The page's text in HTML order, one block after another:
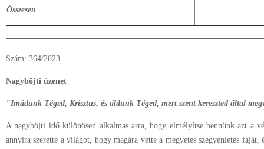
Összesen
Szám: 364/2023
Nagyböjti üzenet
"Imádunk Téged, Krisztus, és áldunk Téged, mert szent kereszted által
A nagyböjti idő különösen alkalmas arra, hogy elmélyítse bennünk azt a
annyira szerette a világot, hogy magára vette a megvetés szégyenletes fáját,